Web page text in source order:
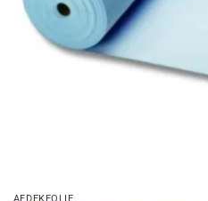
AFDEKFOLIE